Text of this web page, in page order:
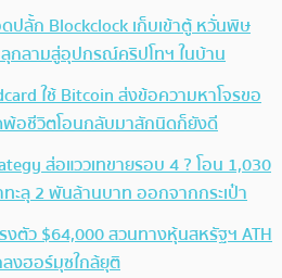
ปลั้ก Blockclock เก็บเข้าตู้ หวั่นพิษ
กลามสู่อุปกรณ์คริปโทฯ ในบ้าน
ใช้ Bitcoin ส่งข้อความหาโจรขอ
อชีวิตโอนกลับมาสักนิดก็ยังดี
ส่อแววเทขายรอบ 4 ? โอน 1,030
ทะลุ 2 พันล้านบาท ออกจากกระเป๋า
งตัว $64,000 สวนทางหุ้นสหรัฐฯ ATH
งฮอร์มุซใกล้ยุติ